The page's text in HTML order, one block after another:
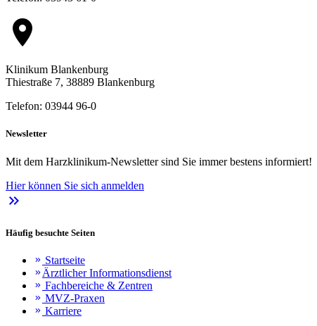
location_on
Klinikum Blankenburg
Thiestraße 7, 38889 Blankenburg
Telefon: 03944 96-0
Newsletter
Mit dem Harzklinikum-Newsletter sind Sie immer bestens informiert!
Hier können Sie sich anmelden
keyboard_double_arrow_right
Häufig besuchte Seiten
keyboard_double_arrow_right Startseite
keyboard_double_arrow_right Ärztlicher Informationsdienst
keyboard_double_arrow_right Fachbereiche & Zentren
keyboard_double_arrow_right MVZ-Praxen
keyboard_double_arrow_right Karriere